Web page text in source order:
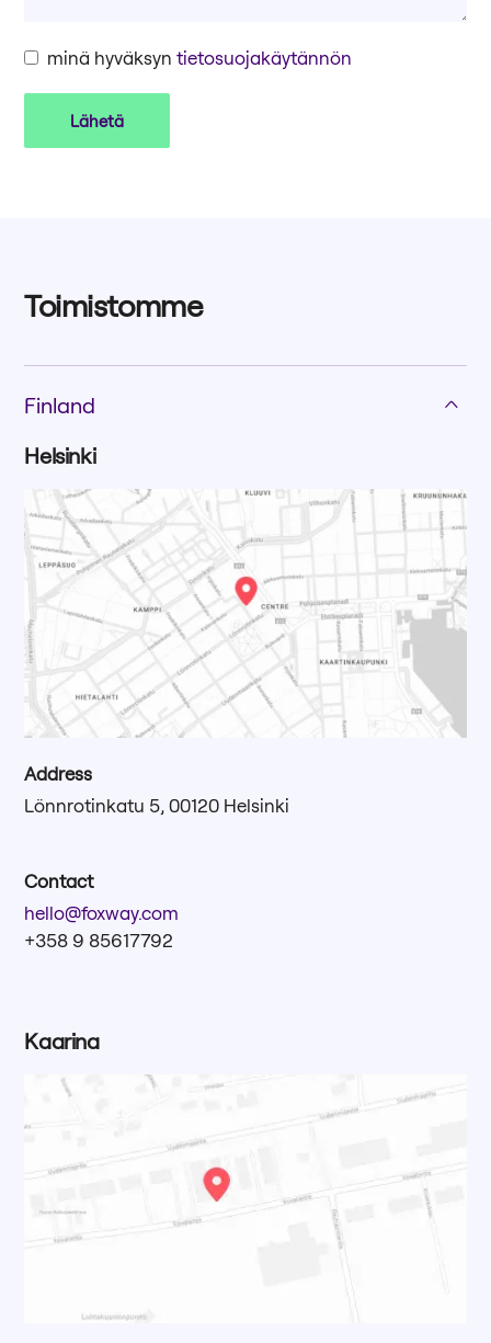
minä hyväksyntietosuojakäytännön
Toimistomme
Finland
Helsinki
Address
Lönnrotinkatu 5, 00120 Helsinki
Contact
hello@foxway.com
+358 9 85617792
Kaarina